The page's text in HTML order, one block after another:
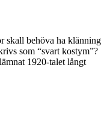
skall behöva ha klänning
som “svart kostym”?
1920-talet långt